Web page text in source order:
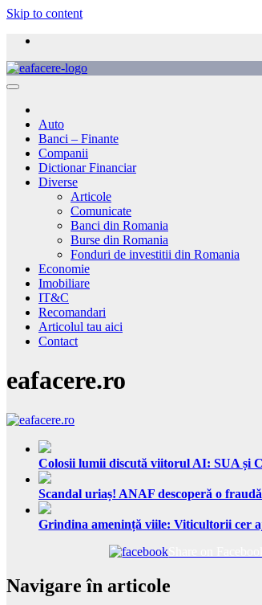
Skip to content
Auto
Banci – Finante
Companii
Dictionar Financiar
Diverse
Articole
Comunicate
Banci din Romania
Burse din Romania
Fonduri de investitii din Romania
Economie
Imobiliare
IT&C
Recomandari
Articolul tau aici
Contact
eafacere.ro
Colosii lumii discută viitorul AI: SUA și
Scandal uriaș! ANAF descoperă o
Grindina amenință viile: Viticultorii cer
Navigare în articole